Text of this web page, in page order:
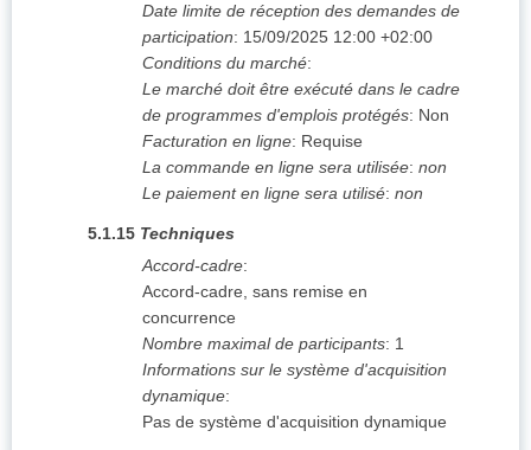
Date limite de réception des demandes de
participation: 15/09/2025 12:00 +02:00
Conditions du marché:
Le marché doit être exécuté dans le cadre
de programmes d'emplois protégés: Non
Facturation en ligne: Requise
La commande en ligne sera utilisée: non
Le paiement en ligne sera utilisé: non
5.1.15 Techniques
Accord-cadre:
Accord-cadre, sans remise en
concurrence
Nombre maximal de participants: 1
Informations sur le système d'acquisition
dynamique:
Pas de système d'acquisition dynamique